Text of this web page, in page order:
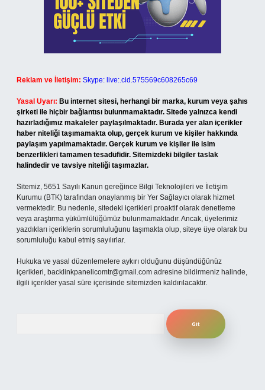
Reklam ve İletişim: Skype: live:.cid.575569c608265c69
Yasal Uyarı: Bu internet sitesi, herhangi bir marka, kurum veya şahıs
şirketi ile hiçbir bağlantısı bulunmamaktadır. Sitede yalnızca kendi
hazırladığımız makaleler paylaşılmaktadır. Burada yer alan içerikler
haber niteliği taşımamakta olup, gerçek kurum ve kişiler hakkında
paylaşım yapılmamaktadır. Gerçek kurum ve kişiler ile isim
benzerlikleri tamamen tesadüfidir. Sitemizdeki bilgiler taslak
halindedir ve tavsiye niteliği taşımazlar.
Sitemiz, 5651 Sayılı Kanun gereğince Bilgi Teknolojileri ve İletişim
Kurumu (BTK) tarafından onaylanmış bir Yer Sağlayıcı olarak hizmet
vermektedir. Bu nedenle, sitedeki içerikleri proaktif olarak denetleme
veya araştırma yükümlülüğümüz bulunmamaktadır. Ancak, üyelerimiz
yazdıkları içeriklerin sorumluluğunu taşımakta olup, siteye üye olarak bu
sorumluluğu kabul etmiş sayılırlar.
Hukuka ve yasal düzenlemelere aykırı olduğunu düşündüğünüz
içerikleri, backlinkpanelicomtr@gmail.com adresine bildirmeniz halinde,
ilgili içerikler yasal süre içerisinde sitemizden kaldırılacaktır.